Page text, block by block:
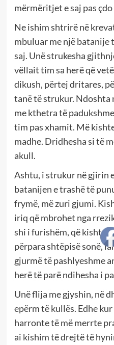
mërmëritjet e saj pas
Ne ishim shtrirë në
mbuluar me një batanije
saj. Unë strukesha
vëllait tim sa herë që
dikush, përtej dritares,
tanë të strukur. Ndoshta
me kthetra të
tim pas xhamit. Më
madhe. Dridhesha si të
akull.
Ashtu, i strukur në gjirin
batanijen e trashë të
frymë, më zuri gjumi.
iriq që mbrohet nga
shi i furishëm, që kishte
përpara shtëpisë sonë,
gjurmë të pashlyeshme
herë të parë ndihesha i
Unë flija me gjyshin, në
epërm të kullës. Edhe
harronte të më merrte
ai kishim të drejtë të